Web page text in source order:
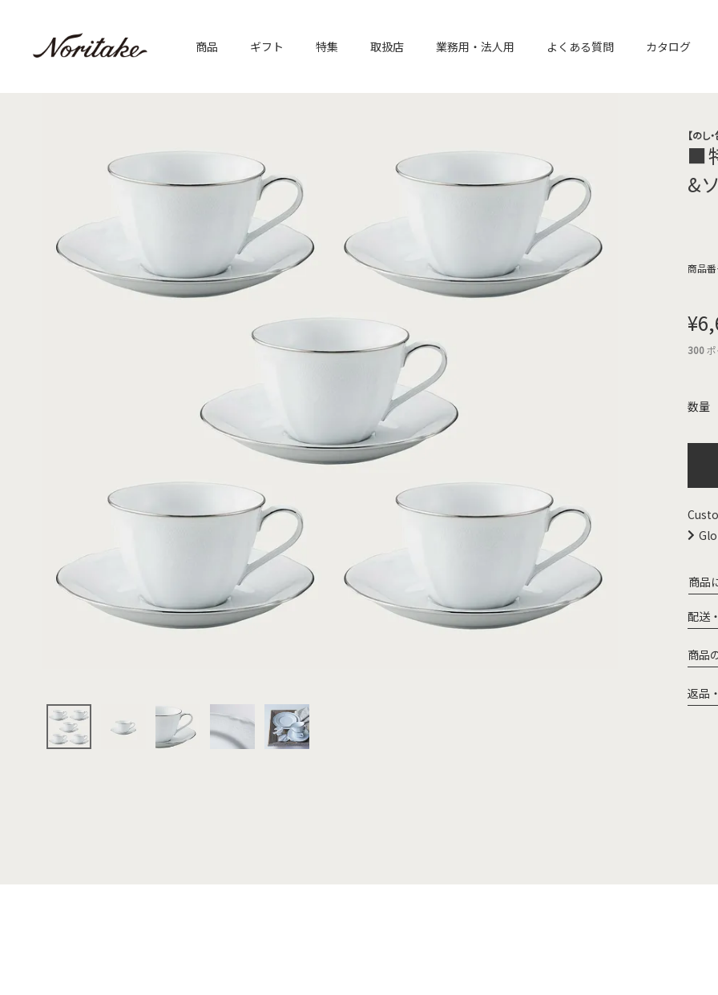
商品 ギフト 特集 取扱店 業務用・法人用 よくある質問 カタログ
【のし
■
&
商品
¥
300
商品
配送
商品
返品